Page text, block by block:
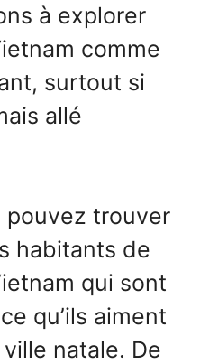
à explorer
comme
surtout si
allé
pouvez trouver
habitants de
qui sont
qu’ils aiment
natale. De